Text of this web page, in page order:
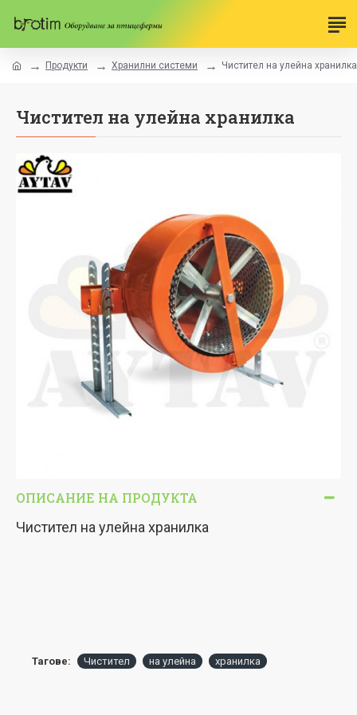
Продукти Хранилни системи Чистител на улейна хранилка
Чистител на улейна хранилка
ОПИСАНИЕ НА ПРОДУКТА
Чистител на улейна хранилка
Тагове: Чистител на улейна хранилка